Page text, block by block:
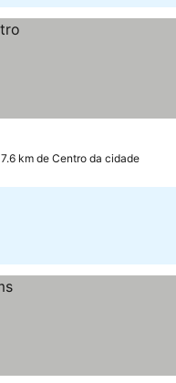
km de Centro da cidade